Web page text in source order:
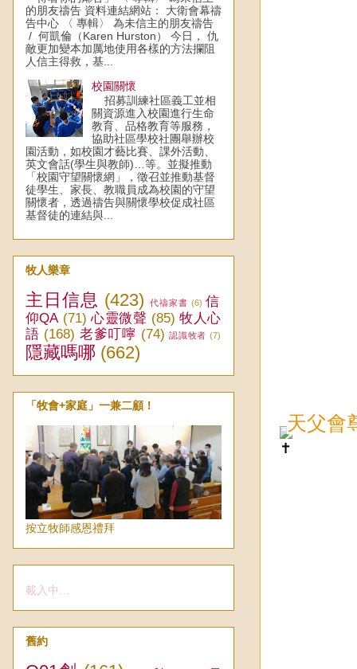
天父會
的朋友禱告 資料連結網站： 大衛會幕禱
告中心 〈 專輯〉 為未信主的朋友禱告
/ 何凱倫（Karen Hurston） 今日， 仇
敵更加變本加厲地使用各樣的方法攔阻
人信主得救，基...
校園關懷
招募訓練社區義工並相
關資源進入校園進行生命
教育、品格教育等服務，
協助社區學校社團舉辦校
園活動，如校園才藝比賽、課外活動、
英文會話(學生與教師)…等。並擬推動
「校園守望關懷網」，徵召並推動基督
徒學生、家長、教職員成為校園的守望
關懷者，透過禱告與關懷學校促成社區
基督徒的連結與...
牧人樂章
主日信息 (423) 代禱家書 (6) 信
仰QA (71) 心靈微聲 (85) 牧人心
語 (168) 老爹叮嚀 (74) 認識牧者 (7)
隱藏嗎哪 (662)
「牧會+家庭」一兼二顧！
按立牧師感恩禮拜
載入中…
舊約